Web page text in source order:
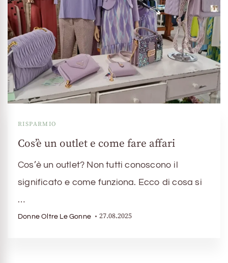
RISPARMIO
Cos’è un outlet e come fare affari
Cos’è un outlet? Non tutti conoscono il
significato e come funziona. Ecco di cosa si
…
Donne Oltre Le Gonne 27.08.2025